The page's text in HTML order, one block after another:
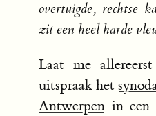
overtuigde, rechtse
zit een heel harde
Laat me
uitspraak het
Antwerpen in een